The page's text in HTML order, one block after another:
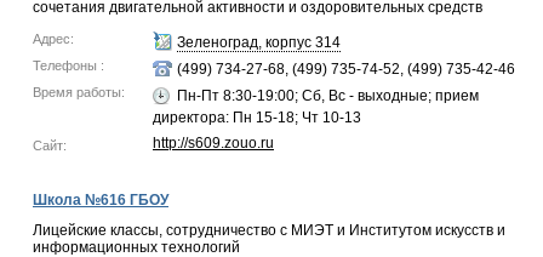
сочетания двигательной активности и оздоровительных средств
Адрес: Зеленоград, корпус 314
Телефоны : (499) 734-27-68, (499) 735-74-52, (499) 735-42-46
Время работы:
Пн-Пт 8:30-19:00; Сб, Вс - выходные; прием
директора: Пн 15-18; Чт 10-13
Сайт: http://s609.zouo.ru
Школа №616 ГБОУ
Лицейские классы, сотрудничество с МИЭТ и Институтом искусств и
информационных технологий